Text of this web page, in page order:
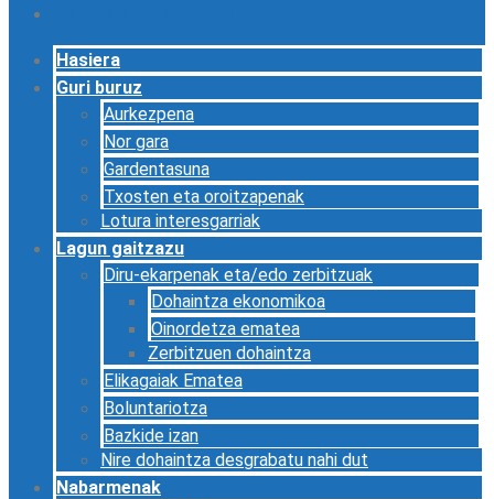
Hasiera
Guri buruz
Aurkezpena
Nor gara
Gardentasuna
Txosten eta oroitzapenak
Lotura interesgarriak
Lagun gaitzazu
Diru-ekarpenak eta/edo zerbitzuak
Dohaintza ekonomikoa
Oinordetza ematea
Zerbitzuen dohaintza
Elikagaiak Ematea
Boluntariotza
Bazkide izan
Nire dohaintza desgrabatu nahi dut
Nabarmenak